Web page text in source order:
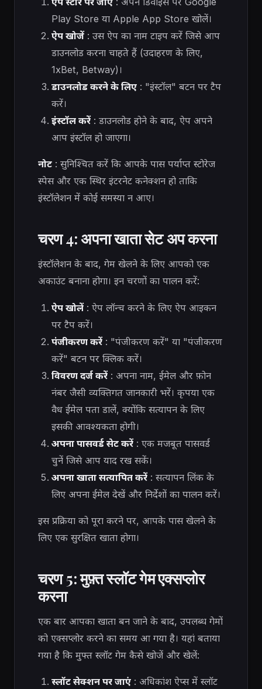
Play Store या Apple App Store खोलें।
ऐप खोजें: उस ऐप का नाम टाइप करें जिसे आप
डाउनलोड करना चाहते हैं (उदाहरण के लिए,
1xBet, Betway)।
डाउनलोड करने के लिए: "इंस्टॉल" बटन पर टैप
करें।
इंस्टॉल करें: डाउनलोड होने के बाद, ऐप अपने
आप इंस्टॉल हो जाएगा।
नोट : सुनिश्चित करें कि आपके पास पर्याप्त स्टोरेज
स्पेस और एक स्थिर इंटरनेट कनेक्शन हो ताकि
इंस्टॉलेशन में कोई समस्या न आए।
चरण 4: अपना खाता सेट अप करना
इंस्टॉलेशन के बाद, गेम खेलने के लिए आपको एक
अकाउंट बनाना होगा। इन चरणों का पालन करें:
ऐप खोलें: ऐप लॉन्च करने के लिए ऐप आइकन
पर टैप करें।
पंजीकरण करें: "पंजीकरण करें" या "पंजीकरण
करें" बटन पर क्लिक करें।
विवरण दर्ज करें: अपना नाम, ईमेल और फ़ोन
नंबर जैसी व्यक्तिगत जानकारी भरें। कृपया एक
वैध ईमेल पता डालें, क्योंकि सत्यापन के लिए
इसकी आवश्यकता होगी।
अपना पासवर्ड सेट करें: एक मजबूत पासवर्ड
चुनें जिसे आप याद रख सकें।
अपना खाता सत्यापित करें: सत्यापन लिंक के
लिए अपना ईमेल देखें और निर्देशों का पालन करें।
इस प्रक्रिया को पूरा करने पर, आपके पास खेलने के
लिए एक सुरक्षित खाता होगा।
चरण 5: मुफ़्त स्लॉट गेम एक्सप्लोर
करना
एक बार आपका खाता बन जाने के बाद, उपलब्ध गेमों
को एक्सप्लोर करने का समय आ गया है। यहां बताया
गया है कि मुफ्त स्लॉट गेम कैसे खोजें और खेलें:
स्लॉट सेक्शन पर जाएं: अधिकांश ऐप्स में स्लॉट